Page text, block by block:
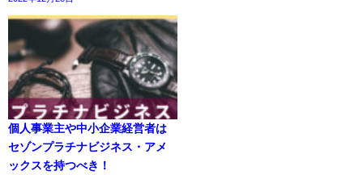
個人事業主や中小企業経営者は
セゾンプラチナビジネス・アメ
ックスを持つべき！